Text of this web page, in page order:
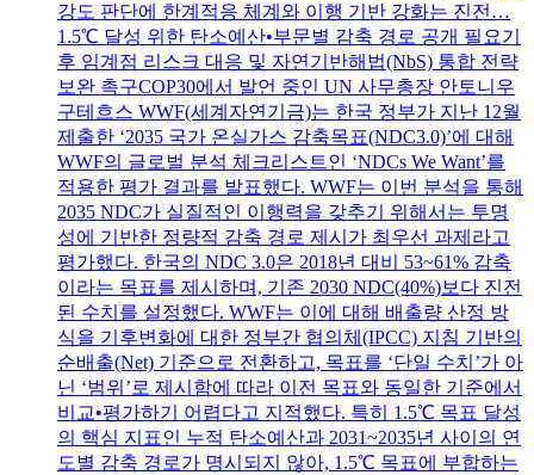
강도 판단에 한계적응 체계와 이행 기반 강화는 진전…
1.5℃ 달성 위한 탄소예산•부문별 감축 경로 공개 필요기
후 임계점 리스크 대응 및 자연기반해법(NbS) 통합 전략
보완 촉구COP30에서 발언 중인 UN 사무총장 안토니우
구테흐스 WWF(세계자연기금)는 한국 정부가 지난 12월
제출한 ‘2035 국가 온실가스 감축목표(NDC3.0)’에 대해
WWF의 글로벌 분석 체크리스트인 ‘NDCs We Want’를
적용한 평가 결과를 발표했다. WWF는 이번 분석을 통해
2035 NDC가 실질적인 이행력을 갖추기 위해서는 투명
성에 기반한 정량적 감축 경로 제시가 최우선 과제라고
평가했다. 한국의 NDC 3.0은 2018년 대비 53~61% 감축
이라는 목표를 제시하며, 기존 2030 NDC(40%)보다 진전
된 수치를 설정했다. WWF는 이에 대해 배출량 산정 방
식을 기후변화에 대한 정부간 협의체(IPCC) 지침 기반의
순배출(Net) 기준으로 전환하고, 목표를 ‘단일 수치’가 아
닌 ‘범위’로 제시함에 따라 이전 목표와 동일한 기준에서
비교•평가하기 어렵다고 지적했다. 특히 1.5℃ 목표 달성
의 핵심 지표인 누적 탄소예산과 2031~2035년 사이의 연
도별 감축 경로가 명시되지 않아, 1.5℃ 목표에 부합하는